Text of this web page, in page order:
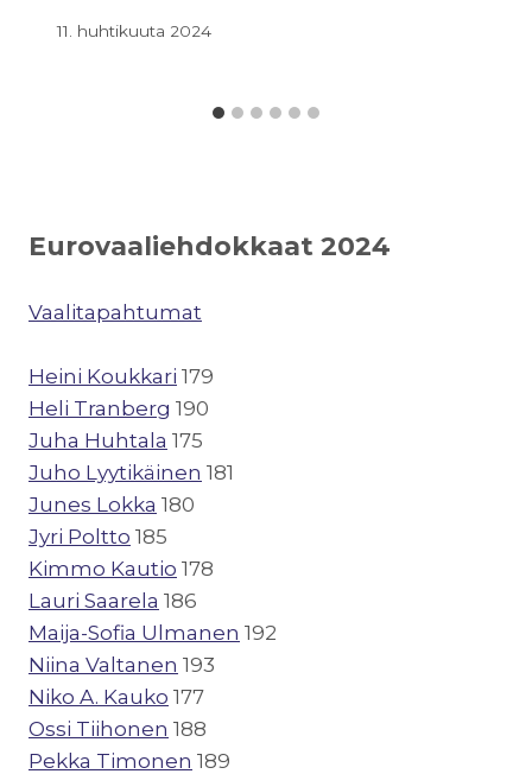
11. huhtikuuta 2024
Eurovaaliehdokkaat 2024
Vaalitapahtumat
Heini Koukkari 179
Heli Tranberg 190
Juha Huhtala 175
Juho Lyytikäinen 181
Junes Lokka 180
Jyri Poltto 185
Kimmo Kautio 178
Lauri Saarela 186
Maija-Sofia Ulmanen 192
Niina Valtanen 193
Niko A. Kauko 177
Ossi Tiihonen 188
Pekka Timonen 189